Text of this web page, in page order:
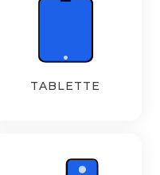
TABLETTE